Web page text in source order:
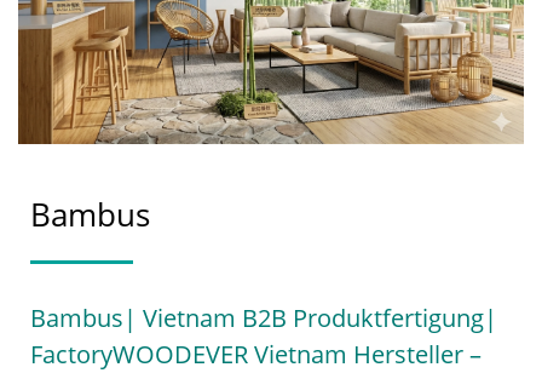
Bambus
Bambus| Vietnam B2B Produktfertigung|
FactoryWOODEVER Vietnam Hersteller –